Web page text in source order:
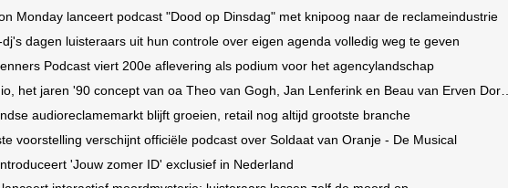
Monday lanceert podcast "Dood op Dinsdag" met knipoog naar de reclameindustrie
dagen luisteraars uit hun controle over eigen agenda volledig weg te geven
Podcast viert 200e aflevering als podium voor het agencylandschap
jaren '90 concept van oa Theo van Gogh, Jan Lenferink en Beau van Erven Dorens, herleeft in eigentijds format
audioreclamemarkt blijft groeien, retail nog altijd grootste branche
voorstelling verschijnt officiële podcast over Soldaat van Oranje - De Musical
'Jouw zomer ID' exclusief in Nederland